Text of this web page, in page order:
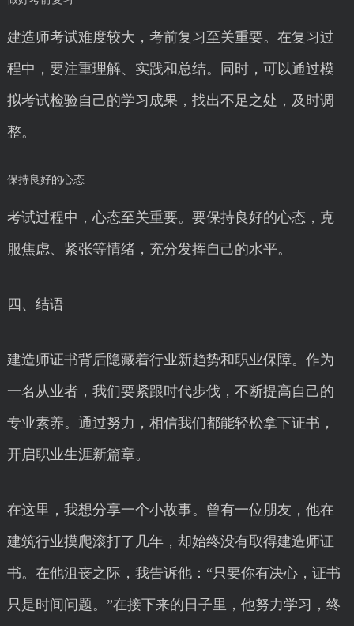
建造师考试难度较大，考前复习至关重要。在复习过
程中，要注重理解、实践和总结。同时，可以通过模
拟考试检验自己的学习成果，找出不足之处，及时调
整。
保持良好的心态
考试过程中，心态至关重要。要保持良好的心态，克
服焦虑、紧张等情绪，充分发挥自己的水平。
四、结语
建造师证书背后隐藏着行业新趋势和职业保障。作为
一名从业者，我们要紧跟时代步伐，不断提高自己的
专业素养。通过努力，相信我们都能轻松拿下证书，
开启职业生涯新篇章。
在这里，我想分享一个小故事。曾有一位朋友，他在
建筑行业摸爬滚打了几年，却始终没有取得建造师证
书。在他沮丧之际，我告诉他：“只要你有决心，证书
只是时间问题。”在接下来的日子里，他努力学习，终